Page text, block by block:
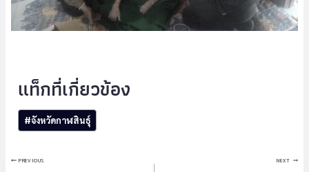
Post
Tags:
#จังหวัดกาฬสินธุ์
แนะแนว
PREVIOUS NEXT